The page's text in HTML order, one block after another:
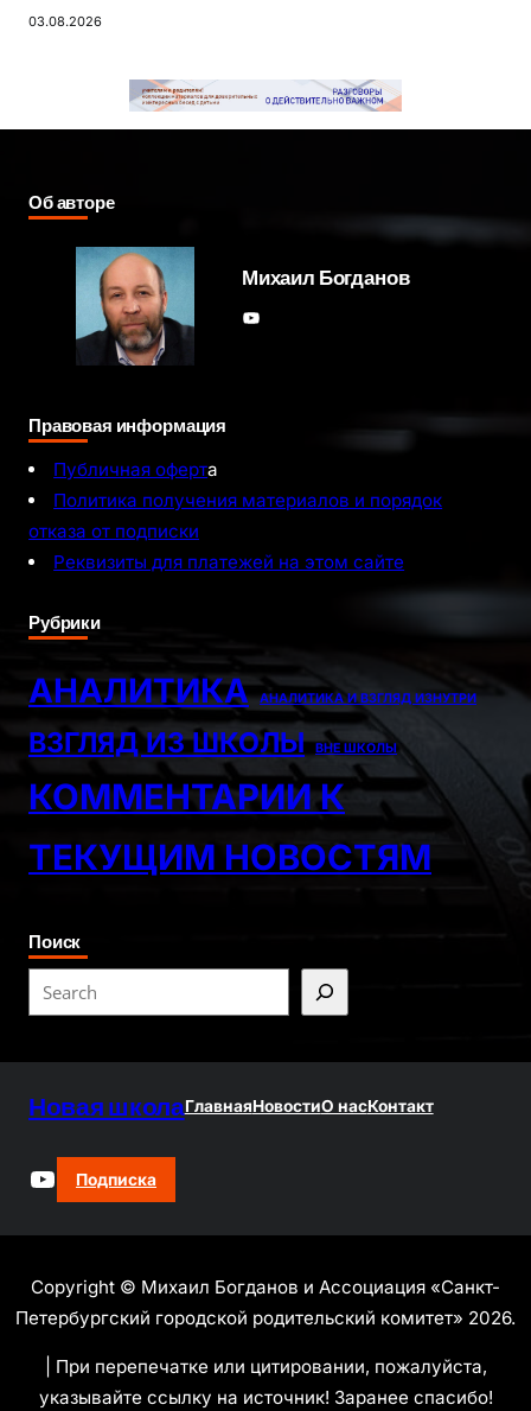
03.08.2026
Об авторе
Михаил Богданов
YouTube
Правовая информация
Публичная оферта
Политика получения материалов и порядок
отказа от подписки
Реквизиты для платежей на этом сайте
Рубрики
АНАЛИТИКА АНАЛИТИКА И ВЗГЛЯД ИЗНУТРИ
ВЗГЛЯД ИЗ ШКОЛЫ ВНЕ ШКОЛЫ
КОММЕНТАРИИ К
ТЕКУЩИМ НОВОСТЯМ
Поиск
e
c
Новая школаГлавнаяНовостиО насКонтакт
YouTube
Подписка
Copyright © Михаил Богданов и Ассоциация «Санкт-
Петербургский городской родительский комитет» 2026.
| При перепечатке или цитировании, пожалуйста,
указывайте ссылку на источник! Заранее спасибо!